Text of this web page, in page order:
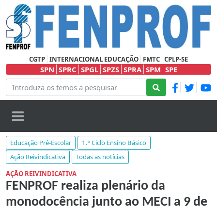
CGTP INTERNACIONAL EDUCAÇÃO FMTC CPLP-SE
SPN SPRC SPGL SPZS SPRA SPM SPE
Educação Pré-Escolar
1.º Ciclo Ensino Básico
Ação Reivindicativa
Todas as notícias
AÇÃO REIVINDICATIVA
FENPROF realiza plenário da
monodocência junto ao MECI a 9 de